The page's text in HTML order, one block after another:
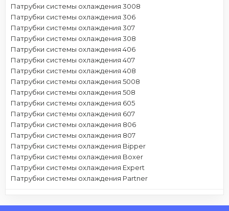
Патрубки системы охлаждения 3008
Патрубки системы охлаждения 306
Патрубки системы охлаждения 307
Патрубки системы охлаждения 308
Патрубки системы охлаждения 406
Патрубки системы охлаждения 407
Патрубки системы охлаждения 408
Патрубки системы охлаждения 5008
Патрубки системы охлаждения 508
Патрубки системы охлаждения 605
Патрубки системы охлаждения 607
Патрубки системы охлаждения 806
Патрубки системы охлаждения 807
Патрубки системы охлаждения Bipper
Патрубки системы охлаждения Boxer
Патрубки системы охлаждения Expert
Патрубки системы охлаждения Partner